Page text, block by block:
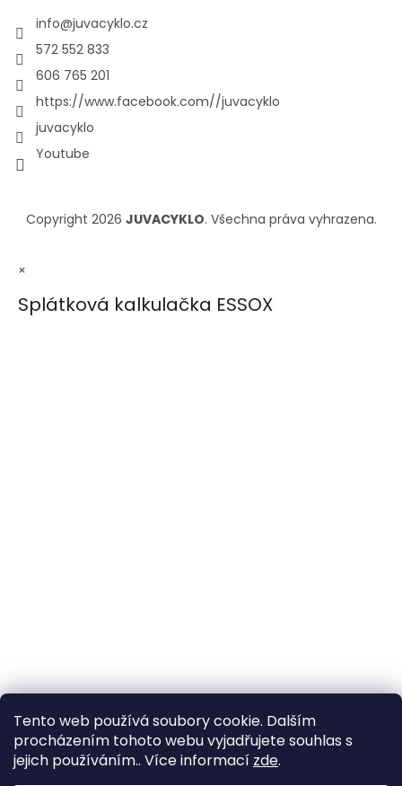
Tento web používá soubory cookie. Dalším
procházením tohoto webu vyjadřujete souhlas s
jejich používáním.. Více informací zde.
info@juvacyklo.cz
572 552 833
606 765 201
https://www.facebook.com//juvacyklo
juvacyklo
Youtube
Copyright 2026 JUVACYKLO. Všechna práva vyhrazena.
×
Splátková kalkulačka ESSOX